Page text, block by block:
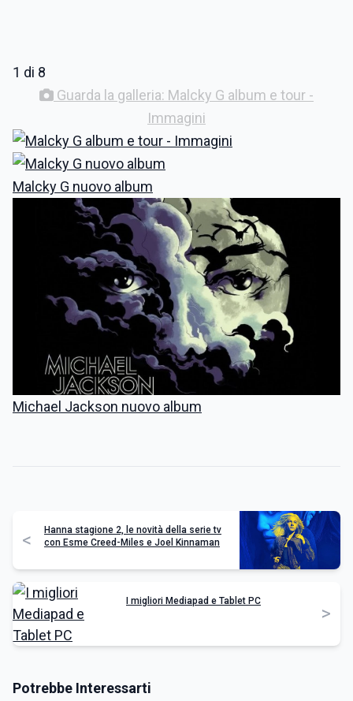
1 di 8
Guarda la galleria: Malcky G album e tour -
Immagini
Malcky G nuovo album
Michael Jackson nuovo album
<
Hanna stagione 2, le novità della serie tv
con Esme Creed-Miles e Joel Kinnaman
I migliori Mediapad e Tablet PC
>
Potrebbe Interessarti